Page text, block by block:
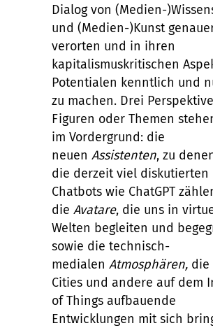
Dialog von (Medien-
und (Medien-)Kunst
verorten und in ihren
kapitalismuskritischen
Potentialen kenntlich und
zu machen. Drei
Figuren oder Themen
im Vordergrund: die
neuen Assistenten, zu
die derzeit viel diskutierten
Chatbots wie ChatGPT
die Avatare, die uns in
Welten begleiten und
sowie die technisch-
medialen Atmosphären, die
Cities und andere auf dem
of Things aufbauende
Entwicklungen mit sich